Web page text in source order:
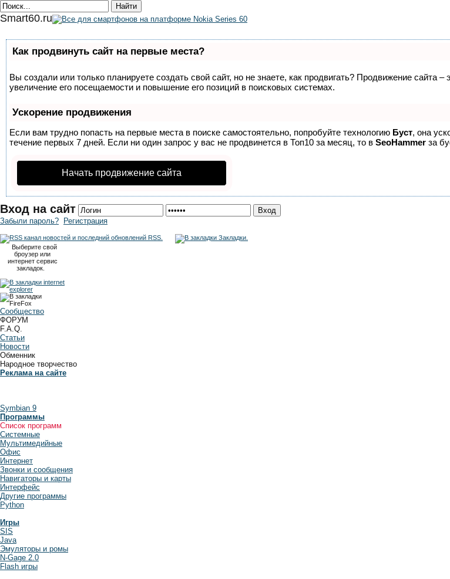
Smart60.ru
Как продвинуть сайт на первые места?
Вы создали или только планируете создать свой сайт, но не знаете, как продвигать? Продвижение сайта
увеличение его посещаемости и повышение его позиций в поисковых системах.
Ускорение продвижения
Если вам трудно попасть на первые места в поиске самостоятельно, попробуйте технологию Буст, она
течение первых 7 дней. Если ни один запрос у вас не продвинется в Топ10 за месяц, то в SeoHammer за
Начать продвижение сайта
Вход на сайт
Забыли пароль? Регистрация
RSS.
Закладки.
Выберите свой
броузер или
интернет сервис
закладок.
Сообщество
ФОРУМ
F.A.Q.
Статьи
Новости
Обменник
Народное творчество
Реклама на сайте
Symbian 9
Программы
Список программ
Системные
Мультимедийные
Офис
Интернет
Звонки и сообщения
Навигаторы и карты
Интерфейс
Другие программы
Python
Игры
SIS
Java
Эмуляторы и ромы
N-Gage 2.0
Flash игры